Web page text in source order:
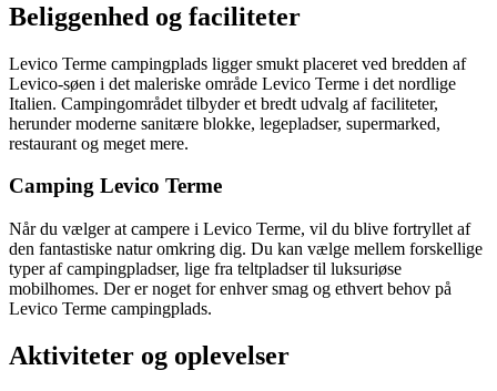
Beliggenhed og faciliteter
Levico Terme campingplads ligger smukt placeret ved bredden af
Levico-søen i det maleriske område Levico Terme i det nordlige
Italien. Campingområdet tilbyder et bredt udvalg af faciliteter,
herunder moderne sanitære blokke, legepladser, supermarked,
restaurant og meget mere.
Camping Levico Terme
Når du vælger at campere i Levico Terme, vil du blive fortryllet af
den fantastiske natur omkring dig. Du kan vælge mellem forskellige
typer af campingpladser, lige fra teltpladser til luksuriøse
mobilhomes. Der er noget for enhver smag og ethvert behov på
Levico Terme campingplads.
Aktiviteter og oplevelser